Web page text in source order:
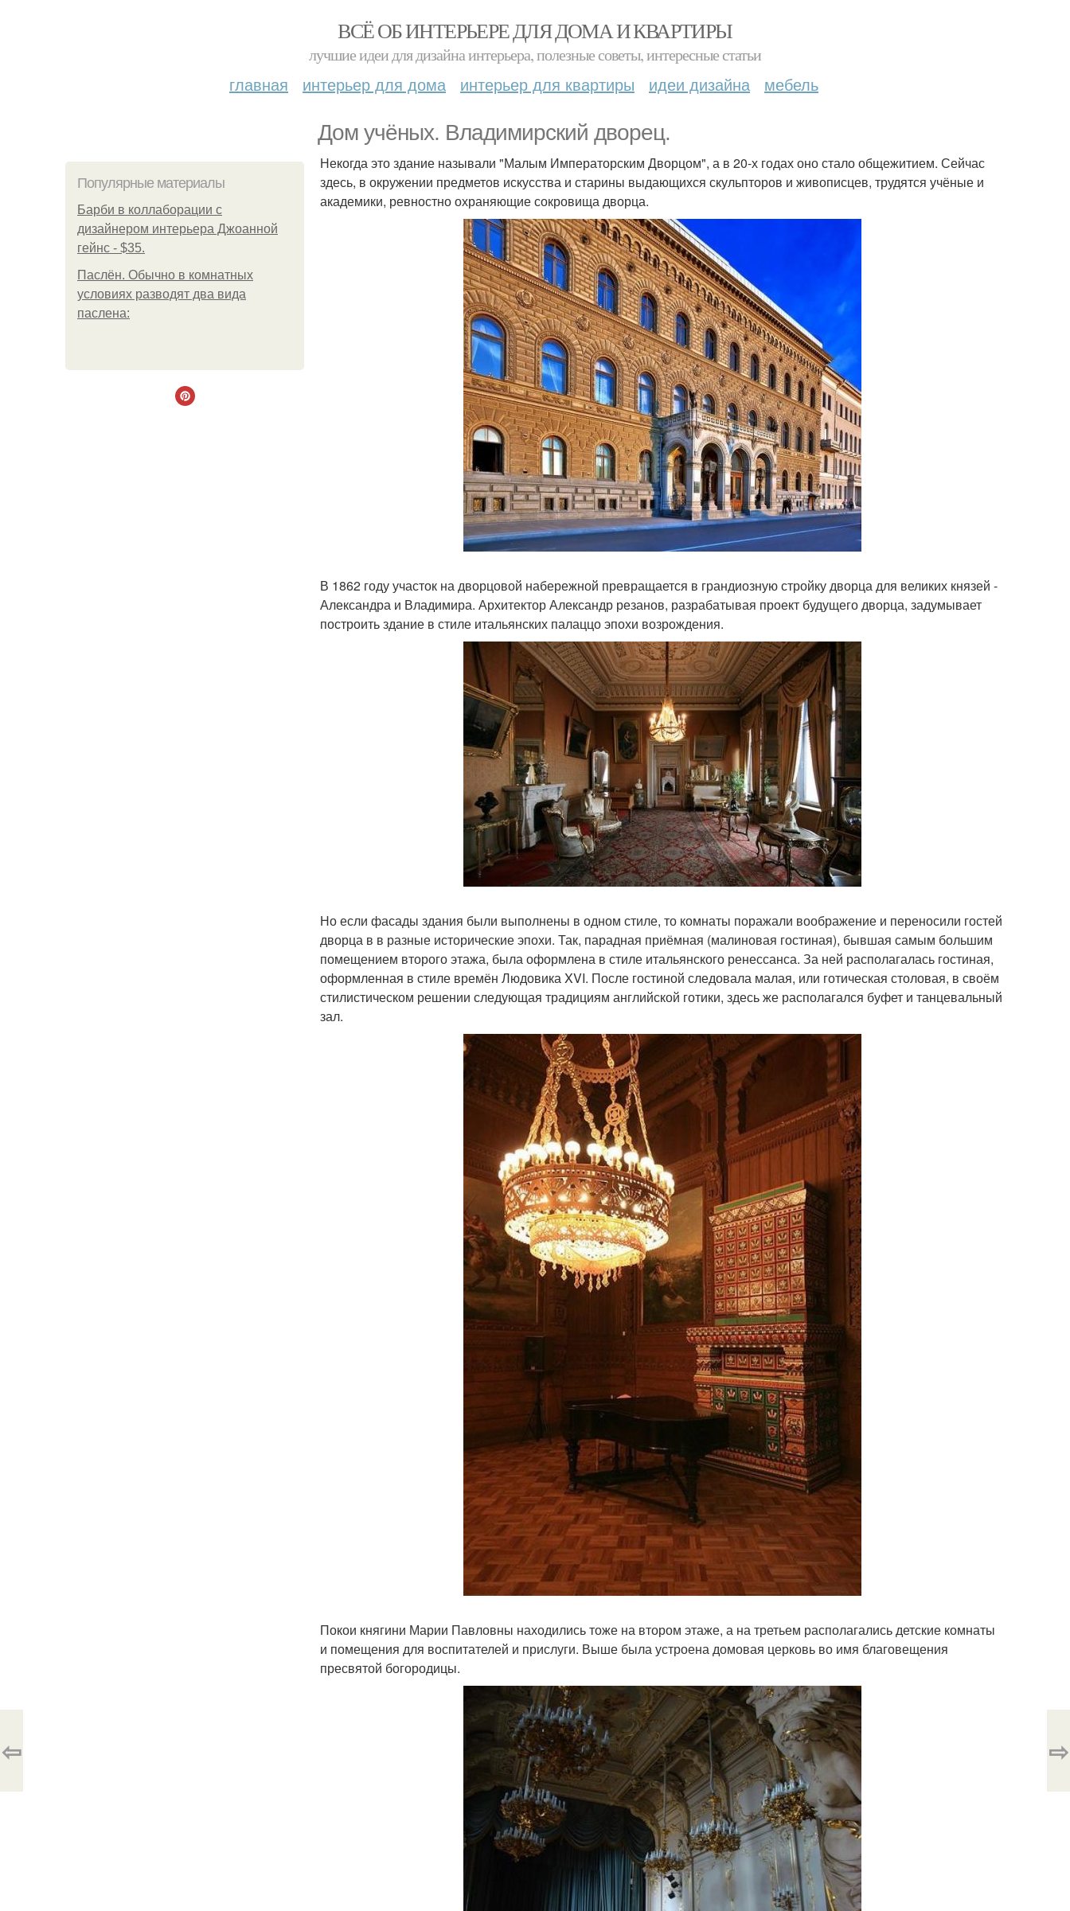
ВСЁ ОБ ИНТЕРЬЕРЕ ДЛЯ ДОМА И КВАРТИРЫ
лучшие идеи для дизайна интерьера, полезные советы, интересные статьи
главная интерьер для дома интерьер для квартиры идеи дизайна мебель
Дом учёных. Владимирский дворец.
Популярные материалы
Барби в коллаборации с
дизайнером интерьера Джоанной
гейнс - $35.
Паслён. Обычно в комнатных
условиях разводят два вида
паслена:
Некогда это здание называли "Малым Императорским Дворцом", а в 20-х годах оно стало общежитием. Сейчас
здесь, в окружении предметов искусства и старины выдающихся скульпторов и живописцев, трудятся учёные и
академики, ревностно охраняющие сокровища дворца.
В 1862 году участок на дворцовой набережной превращается в грандиозную стройку дворца для великих князей -
Александра и Владимира. Архитектор Александр резанов, разрабатывая проект будущего дворца, задумывает
построить здание в стиле итальянских палаццо эпохи возрождения.
Но если фасады здания были выполнены в одном стиле, то комнаты поражали воображение и переносили гостей
дворца в в разные исторические эпохи. Так, парадная приёмная (малиновая гостиная), бывшая самым большим
помещением второго этажа, была оформлена в стиле итальянского ренессанса. За ней располагалась гостиная,
оформленная в стиле времён Людовика XVI. После гостиной следовала малая, или готическая столовая, в своём
стилистическом решении следующая традициям английской готики, здесь же располагался буфет и танцевальный
зал.
Покои княгини Марии Павловны находились тоже на втором этаже, а на третьем располагались детские комнаты
и помещения для воспитателей и прислуги. Выше была устроена домовая церковь во имя благовещения
пресвятой богородицы.
⇦ ⇨